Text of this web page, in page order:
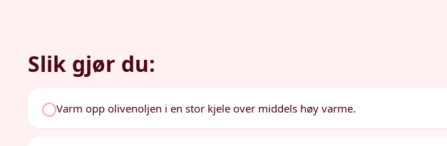
Slik gjør du:
Varm opp olivenoljen i en stor kjele over middels høy varme.